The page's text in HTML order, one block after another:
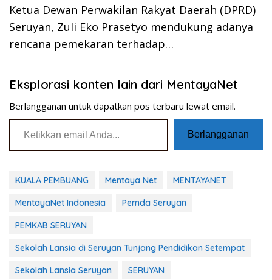
Ketua Dewan Perwakilan Rakyat Daerah (DPRD)
Seruyan, Zuli Eko Prasetyo mendukung adanya
rencana pemekaran terhadap…
Eksplorasi konten lain dari MentayaNet
Berlangganan untuk dapatkan pos terbaru lewat email.
Ketikkan email Anda...
Berlangganan
KUALA PEMBUANG Mentaya Net MENTAYANET
MentayaNet Indonesia Pemda Seruyan
PEMKAB SERUYAN
Sekolah Lansia di Seruyan Tunjang Pendidikan Setempat
Sekolah Lansia Seruyan SERUYAN